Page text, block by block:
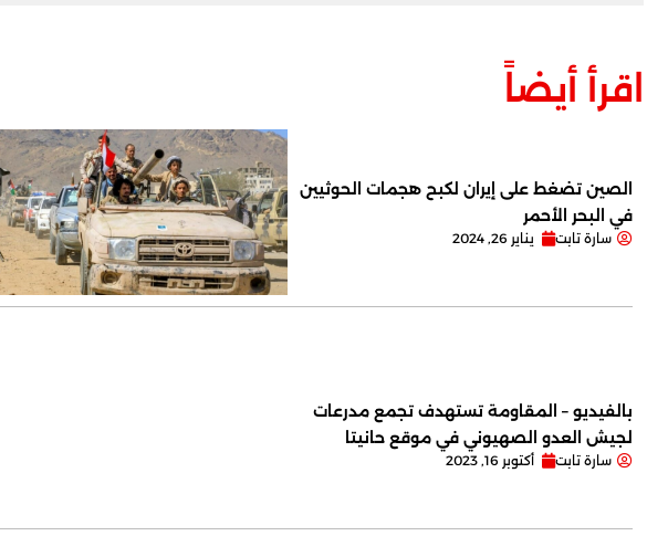
اقرأ أيضاً
الصين تضغط على إيران لكبح هجمات الحوثيين
في البحر الأحمر
سارة تابت يناير 26, 2024
بالفيديو – المقاومة تستهدف تجمع مدرعات
لجيش العدو الصهيوني في موقع حانيتا
سارة تابت أكتوبر 16, 2023